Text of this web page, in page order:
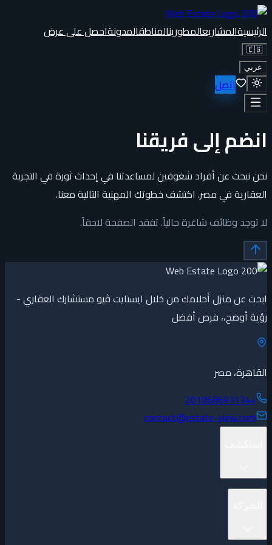
الرئيسيةالمشاريعالمطورينالمناطقالمدونةاحصل على عرض
🇪🇬
عربي
اتصل
انضم إلى فريقنا
نحن نبحث عن أفراد شغوفين لمساعدتنا في إحداث ثورة في التجربة
العقارية في مصر. اكتشف خطوتك المهنية التالية معنا.
لا توجد وظائف شاغرة حالياً. تفقد الصفحة لاحقاً.
ابحث عن منزل أحلامك من خلال ايستايت ڤيو مستشارك العقاري -
رؤية أوضح،، فرص أفضل
القاهرة، مصر
+201068693134
contact@estate-view.com